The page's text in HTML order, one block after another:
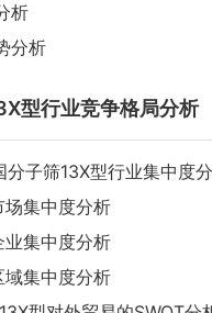
析
分析
型行业竞争格局分析
子筛13X型行业集中度
场集中度分析
业集中度分析
域集中度分析